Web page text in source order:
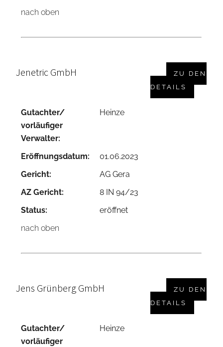
nach oben
Jenetric GmbH
ZU DEN
DETAILS
Gutachter/
vorläufiger
Verwalter:
Heinze
Eröffnungsdatum:
01.06.2023
Gericht:
AG Gera
AZ Gericht:
8 IN 94/23
Status:
eröffnet
nach oben
Jens Grünberg GmbH
ZU DEN
DETAILS
Gutachter/
vorläufiger
Heinze